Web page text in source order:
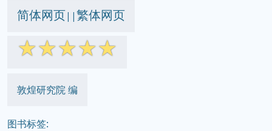
简体网页||繁体网页
☆☆☆☆☆
敦煌研究院 编
图书标签: